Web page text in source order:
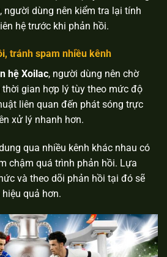
dùng nên kiểm tra lại tính
hệ trước khi phản hồi.
tránh spam nhiều kênh
hệ Xoilac, người dùng nên chờ
gian hợp lý tùy theo mức độ
liên quan đến phát sóng trực
xử lý nhanh hơn.
qua nhiều kênh khác nhau có
chậm quá trình phản hồi. Lựa
và theo dõi phản hồi tại đó sẽ
quả hơn.